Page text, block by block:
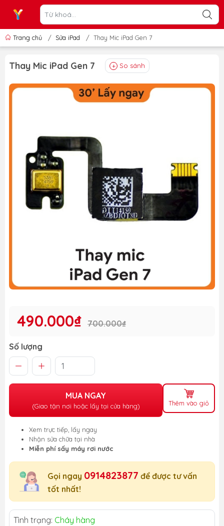
Trang chủ / Sửa iPad / Thay Mic iPad Gen 7
Thay Mic iPad Gen 7 So sánh
490.000₫ 700.000₫
Số lượng
MUA NGAY
(Giao tận nơi hoặc lấy tại cửa hàng) Thêm vào giỏ
Xem trực tiếp, lấy ngay
Nhận sửa chữa tại nhà
Miễn phí sấy máy rơi nước
Gọi ngay 0914823877 để được tư vấn
tốt nhất!
Tình trạng: Cháy hàng